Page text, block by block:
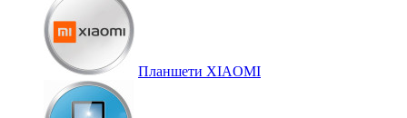
Планшети XIAOMI